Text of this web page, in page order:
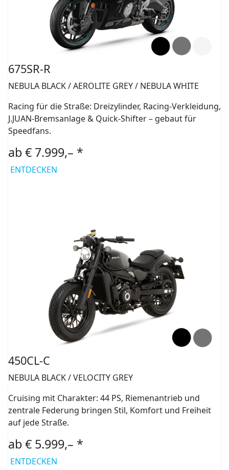
675SR-R
NEBULA BLACK / AEROLITE GREY / NEBULA WHITE
Racing für die Straße: Dreizylinder, Racing-Verkleidung,
J.JUAN-Bremsanlage & Quick-Shifter – gebaut für
Speedfans.
ab € 7.999,– *
ENTDECKEN
450CL-C
NEBULA BLACK / VELOCITY GREY
Cruising mit Charakter: 44 PS, Riemenantrieb und
zentrale Federung bringen Stil, Komfort und Freiheit
auf jede Straße.
ab € 5.999,– *
ENTDECKEN